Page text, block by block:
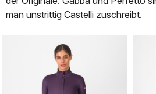
man unstrittig Castelli zuschreibt.